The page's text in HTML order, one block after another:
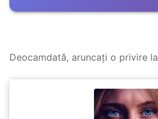
Deocamdată, aruncați o privire la